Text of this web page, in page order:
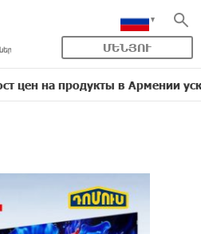
ՄԵՆՅՈՒ
продукты в Армении